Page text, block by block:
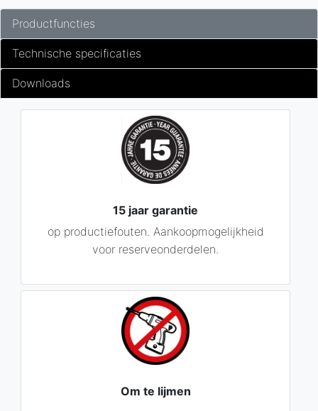
Productfuncties
Technische specificaties
Downloads
15 jaar garantie
op productiefouten. Aankoopmogelijkheid
voor reserveonderdelen.
Om te lijmen